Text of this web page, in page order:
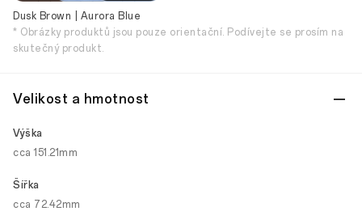
Dusk Brown | Aurora Blue
* Obrázky produktů jsou pouze orientační. Podívejte se prosím na
skutečný produkt.
Velikost a hmotnost
Výška
cca 151.21mm
Šířka
cca 72.42mm